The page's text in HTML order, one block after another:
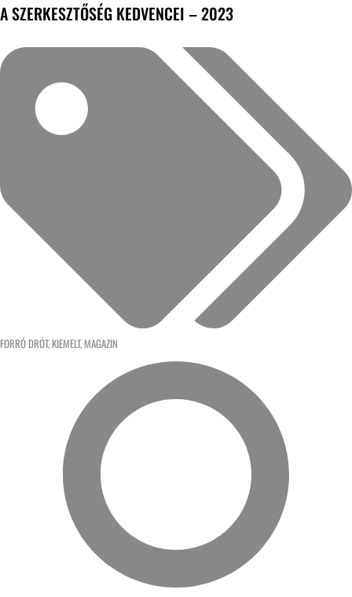
A SZERKESZTŐSÉG KEDVENCEI – 2023
FORRÓ DRÓT, KIEMELT, MAGAZIN